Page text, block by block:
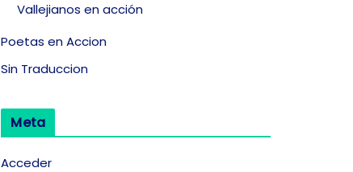
Vallejianos en acción
Poetas en Accion
Sin Traduccion
Meta
Acceder